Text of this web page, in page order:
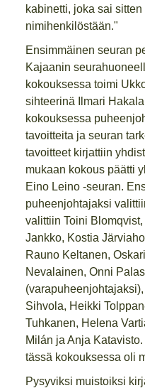
kabinetti, joka sai
nimihenkilöstään."
Ensimmäinen seuran
Kajaanin
kokouksessa toimi
sihteerinä Ilmari
kokouksessa
tavoitteita ja seuran
tavoitteet kirjattiin
mukaan kokous päätti
Eino Leino -seuran.
puheenjohtajaksi
valittiin Toini
Jankko, Kostia
Rauno Keltanen,
Nevalainen, Onni
Sihvola, Heikki
Tuhkanen, Helena
Milán ja Anja
tässä kokouksessa oli
Pysyviksi muistoiksi